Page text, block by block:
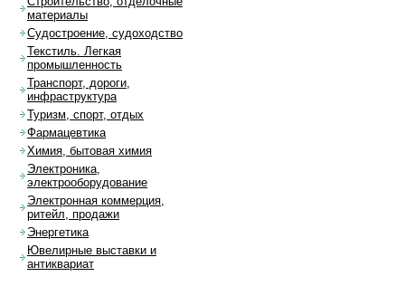
материалы
Судостроение, судоходство
Текстиль. Легкая
промышленность
Транспорт, дороги,
инфраструктура
Туризм, спорт, отдых
Фармацевтика
Химия, бытовая химия
Электроника,
электрооборудование
Электронная коммерция,
ритейл, продажи
Энергетика
Ювелирные выставки и
антиквариат